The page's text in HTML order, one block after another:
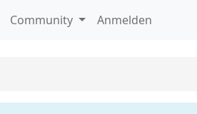
Community Anmelden